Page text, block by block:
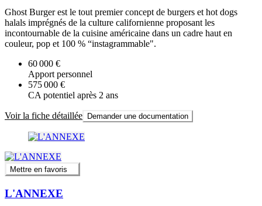
Ghost Burger est le tout premier concept de burgers et hot dogs
halals imprégnés de la culture californienne proposant les
incontournable de la cuisine américaine dans un cadre haut en
couleur, pop et 100 % “instagrammable".
60 000 €
Apport personnel
575 000 €
CA potentiel après 2 ans
Voir la fiche détaillée Demander une documentation
Mettre en favoris
L'ANNEXE